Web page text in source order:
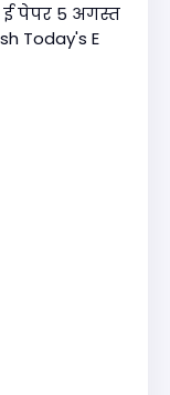
पेपर 5 अगस्त
Today's E